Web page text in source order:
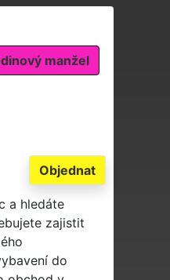
manžel
Objednat
a hledáte
zajistit
do